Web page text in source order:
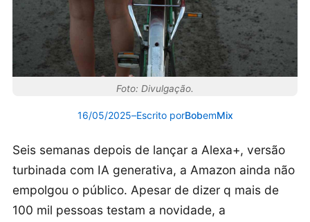
Foto: Divulgação.
16/05/2025–Escrito porBobemMix
Seis semanas depois de lançar a Alexa+, versão
turbinada com IA generativa, a Amazon ainda não
empolgou o público. Apesar de dizer q mais de
100 mil pessoas testam a novidade, a